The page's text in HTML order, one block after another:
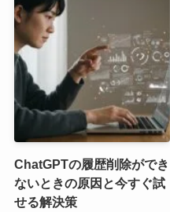
ChatGPTの履歴削除ができ
ないときの原因と今すぐ試
せる解決策